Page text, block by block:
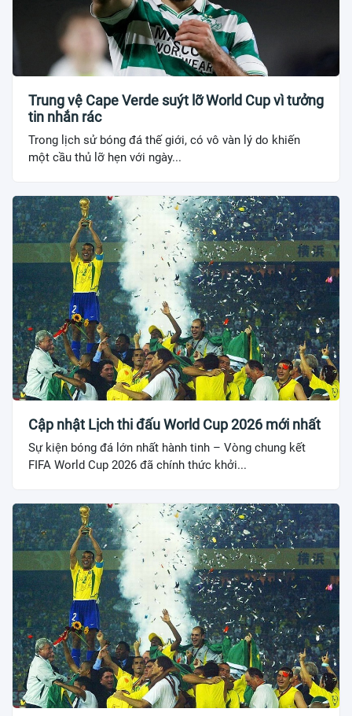
Trung vệ Cape Verde suýt lỡ World Cup vì tưởng
tin nhắn rác
Trong lịch sử bóng đá thế giới, có vô vàn lý do khiến
một cầu thủ lỡ hẹn với ngày...
Cập nhật Lịch thi đấu World Cup 2026 mới nhất
Sự kiện bóng đá lớn nhất hành tinh – Vòng chung kết
FIFA World Cup 2026 đã chính thức khởi...